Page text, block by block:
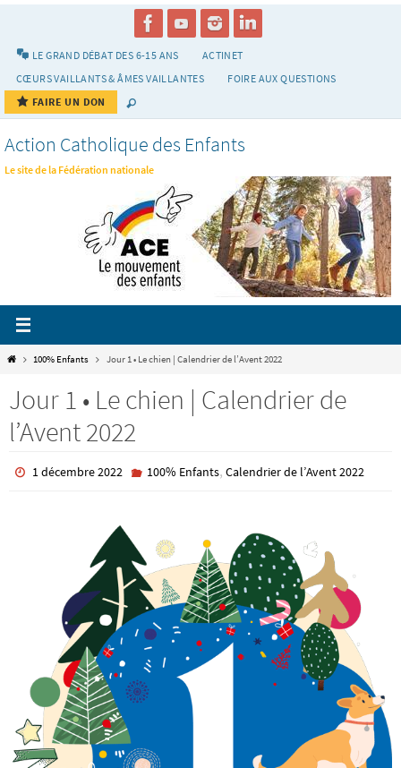
LE GRAND DÉBAT DES 6-15 ANS
ACTINET
CŒURS VAILLANTS & ÂMES VAILLANTES
FOIRE AUX QUESTIONS
FAIRE UN DON
Action Catholique des Enfants
Le site de la Fédération nationale
Home100% Enfants Jour 1 • Le chien | Calendrier de l’Avent 2022
Jour 1 • Le chien | Calendrier de
l’Avent 2022
1 décembre 2022 100% Enfants, Calendrier de l’Avent 2022